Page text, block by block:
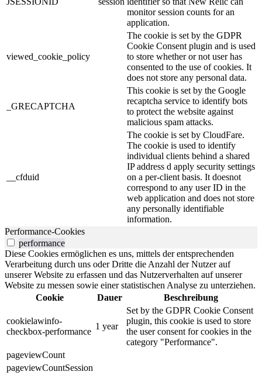
monitor session counts for an
application.
viewed_cookie_policy
The cookie is set by the GDPR
Cookie Consent plugin and is used
to store whether or not user has
consented to the use of cookies. It
does not store any personal data.
_GRECAPTCHA
This cookie is set by the Google
recaptcha service to identify bots
to protect the website against
malicious spam attacks.
__cfduid
The cookie is set by CloudFare.
The cookie is used to identify
individual clients behind a shared
IP address d apply security settings
on a per-client basis. It doesnot
correspond to any user ID in the
web application and does not store
any personally identifiable
information.
Performance-Cookies
performance
Diese Cookies ermöglichen es uns, mittels der entsprechenden
Verarbeitung durch uns oder Dritte die Anzahl der Nutzer auf
unserer Website zu erfassen und das Nutzerverhalten auf unserer
Website zu messen sowie einer statistischen Analyse zu unterziehen.
Cookie
Dauer Beschreibung
cookielawinfo-
checkbox-performance
1 year
Set by the GDPR Cookie Consent
plugin, this cookie is used to store
the user consent for cookies in the
category "Performance".
pageviewCount
pageviewCountSession